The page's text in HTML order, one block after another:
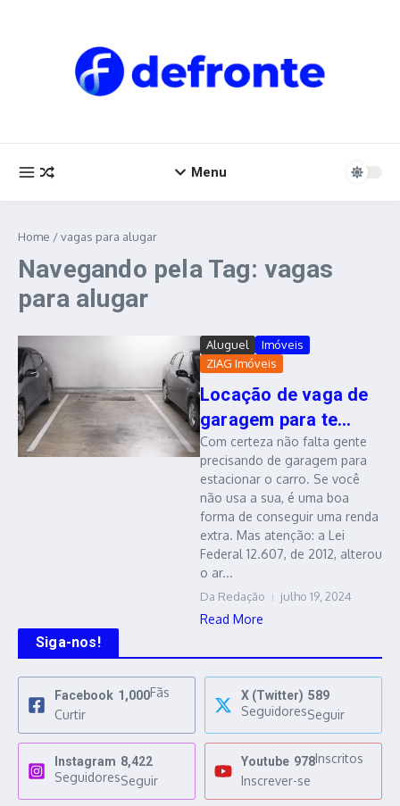
Menu
Home /vagas para alugar
Navegando pela Tag: vagas
para alugar
Aluguel
Imóveis
ZIAG Imóveis
Locação de vaga de
garagem para te...
Com certeza não falta gente
precisando de garagem para
estacionar o carro. Se você
não usa a sua, é uma boa
forma de conseguir uma renda
extra. Mas atenção: a Lei
Federal 12.607, de 2012, alterou
o ar...
Da Redação julho 19, 2024
Read More
Siga-nos!
Facebook 1,000Fãs
Curtir
X (Twitter) 589
SeguidoresSeguir
Instagram 8,422
SeguidoresSeguir
Youtube 978Inscritos
Inscrever-se